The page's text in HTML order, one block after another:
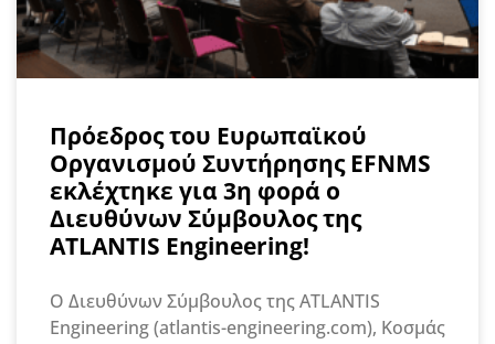
Πρόεδρος του Ευρωπαϊκού
Οργανισμού Συντήρησης EFNMS
εκλέχτηκε για 3η φορά ο
Διευθύνων Σύμβουλος της
ATLANTIS Engineering!
Ο Διευθύνων Σύμβουλος της ATLANTIS
Engineering (atlantis-engineering.com), Κοσμάς